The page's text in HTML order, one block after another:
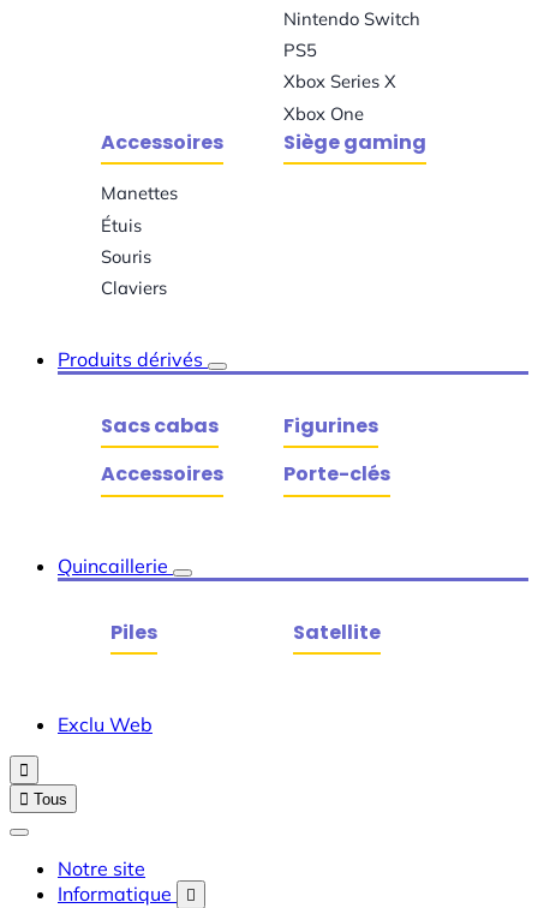
Nintendo Switch
PS5
Xbox Series X
Xbox One
Accessoires
Manettes
Étuis
Souris
Claviers
Siège gaming
Produits dérivés
Sacs cabas
Figurines
Accessoires
Porte-clés
Quincaillerie
Piles Satellite
Exclu Web

 Tous
Notre site
Informatique
